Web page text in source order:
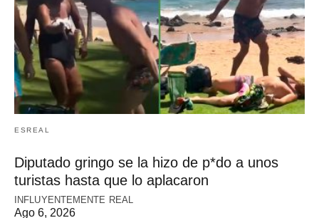
ESREAL
Diputado gringo se la hizo de p*do a unos
turistas hasta que lo aplacaron
INFLUYENTEMENTE REAL
Ago 6, 2026